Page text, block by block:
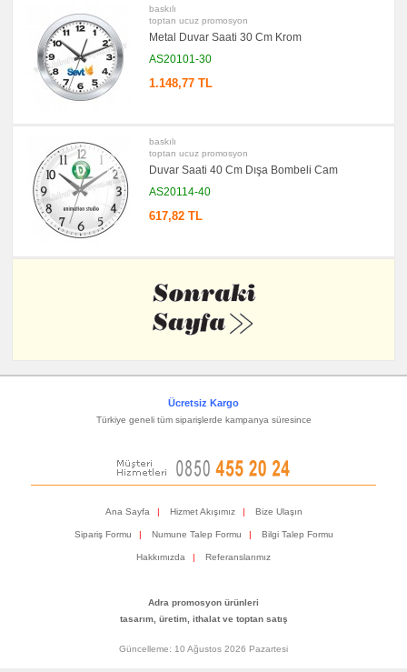
baskılı
toptan ucuz promosyon
Metal Duvar Saati 30 Cm Krom
AS20101-30
1.148,77 TL
baskılı
toptan ucuz promosyon
Duvar Saati 40 Cm Dışa Bombeli Cam
AS20114-40
617,82 TL
Ücretsiz Kargo
Türkiye geneli tüm siparişlerde kampanya süresince
Ana Sayfa | Hizmet Akışımız | Bize Ulaşın
Sipariş Formu | Numune Talep Formu | Bilgi Talep Formu
Hakkımızda | Referanslarımız
Adra promosyon ürünleri
tasarım, üretim, ithalat ve toptan satış
Güncelleme: 10 Ağustos 2026 Pazartesi